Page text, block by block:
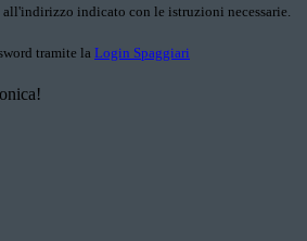
all'indirizzo indicato con le istruzioni necessarie.
tramite la Login Spaggiari